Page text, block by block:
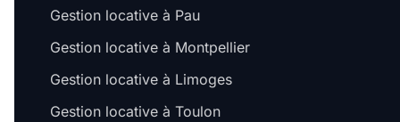
Gestion locative à Pau
Gestion locative à Montpellier
Gestion locative à Limoges
Gestion locative à Toulon